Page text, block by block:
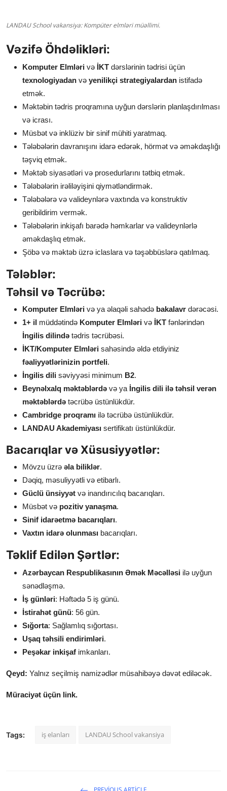
LANDAU School vakansiya: Kompüter elmləri müəllimi.
Vəzifə Öhdəlikləri:
Komputer Elmləri və İKT dərslərinin tədrisi üçün
texnologiyadan və yenilikçi strategiyalardan istifadə
etmək.
Məktəbin tədris proqramına uyğun dərslərin planlaşdırılması
və icrası.
Müsbət və inklüziv bir sinif mühiti yaratmaq.
Tələbələrin davranışını idarə edərək, hörmət və əməkdaşlığı
təşviq etmək.
Məktəb siyasətləri və prosedurlarını tətbiq etmək.
Tələbələrin irəliləyişini qiymətləndirmək.
Tələbələrə və valideynlərə vaxtında və konstruktiv
geribildirim vermək.
Tələbələrin inkişafı barədə həmkarlar və valideynlərlə
əməkdaşlıq etmək.
Şöbə və məktəb üzrə iclaslara və təşəbbüslərə qatılmaq.
Tələblər:
Təhsil və Təcrübə:
Komputer Elmləri və ya əlaqəli sahədə bakalavr dərəcəsi.
1+ il müddətində Komputer Elmləri və İKT fənlərindən
İngilis dilində tədris təcrübəsi.
İKT/Komputer Elmləri sahəsində əldə etdiyiniz
fəaliyyətlərinizin portfeli.
İngilis dili səviyyəsi minimum B2.
Beynəlxalq məktəblərdə və ya İngilis dili ilə təhsil verən
məktəblərdə təcrübə üstünlükdür.
Cambridge proqramı ilə təcrübə üstünlükdür.
LANDAU Akademiyası sertifikatı üstünlükdür.
Bacarıqlar və Xüsusiyyətlər:
Mövzu üzrə əla biliklər.
Dəqiq, məsuliyyətli və etibarlı.
Güclü ünsiyyət və inandırıcılıq bacarıqları.
Müsbət və pozitiv yanaşma.
Sinif idarəetmə bacarıqları.
Vaxtın idarə olunması bacarıqları.
Təklif Edilən Şərtlər:
Azərbaycan Respublikasının Əmək Məcəlləsi ilə uyğun
sənədləşmə.
İş günləri: Həftədə 5 iş günü.
İstirahət günü: 56 gün.
Sığorta: Sağlamlıq sığortası.
Uşaq təhsili endirimləri.
Peşəkar inkişaf imkanları.
Qeyd: Yalnız seçilmiş namizədlər müsahibəyə dəvət ediləcək.
Müraciyət üçün link.
Tags: iş elanları LANDAU School vakansiya